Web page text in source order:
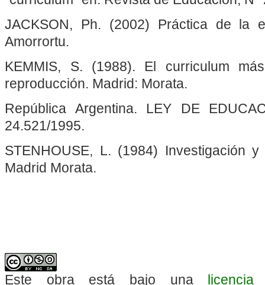
JACKSON, Ph. (2002) Práctica de la
Amorrortu.
KEMMIS, S. (1988). El curriculum
reproducción. Madrid: Morata.
República Argentina. LEY DE
24.521/1995.
STENHOUSE, L. (1984) Investigación
Madrid Morata.
Este obra está bajo una